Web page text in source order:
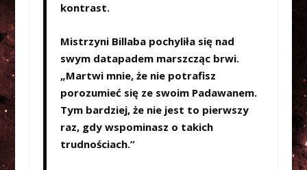
kontrast.
Mistrzyni Billaba pochyliła się nad
swym datapadem marszcząc brwi.
„Martwi mnie, że nie potrafisz
porozumieć się ze swoim Padawanem.
Tym bardziej, że nie jest to pierwszy
raz, gdy wspominasz o takich
trudnościach.”